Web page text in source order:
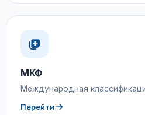
МКФ
Международная
Перейти